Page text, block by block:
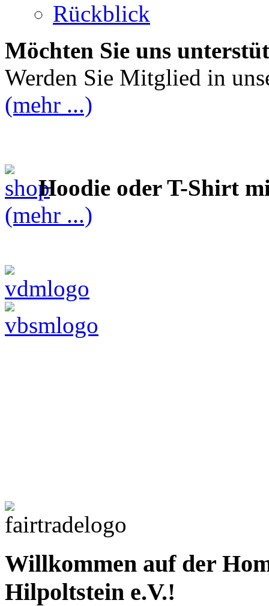
Rückblick
Möchten Sie uns
Werden Sie Mitglied in
(mehr ...)
Hoodie oder T-Shirt
(mehr ...)
Willkommen auf der
Hilpoltstein e.V.!